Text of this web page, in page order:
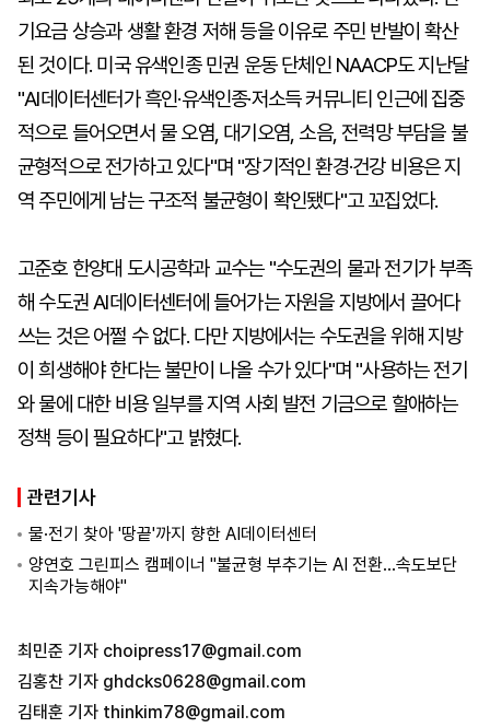
기요금 상승과 생활 환경 저해 등을 이유로 주민 반발이 확산
된 것이다. 미국 유색인종 민권 운동 단체인 NAACP도 지난달
"AI데이터센터가 흑인·유색인종·저소득 커뮤니티 인근에 집중
적으로 들어오면서 물 오염, 대기오염, 소음, 전력망 부담을 불
균형적으로 전가하고 있다"며 "장기적인 환경·건강 비용은 지
역 주민에게 남는 구조적 불균형이 확인됐다"고 꼬집었다.
고준호 한양대 도시공학과 교수는 "수도권의 물과 전기가 부족
해 수도권 AI데이터센터에 들어가는 자원을 지방에서 끌어다
쓰는 것은 어쩔 수 없다. 다만 지방에서는 수도권을 위해 지방
이 희생해야 한다는 불만이 나올 수가 있다"며 "사용하는 전기
와 물에 대한 비용 일부를 지역 사회 발전 기금으로 할애하는
정책 등이 필요하다"고 밝혔다.
관련기사
물·전기 찾아 '땅끝'까지 향한 AI데이터센터
양연호 그린피스 캠페이너 "불균형 부추기는 AI 전환…속도보단
지속가능해야"
최민준 기자 choipress17@gmail.com
김홍찬 기자 ghdcks0628@gmail.com
김태훈 기자 thinkim78@gmail.com